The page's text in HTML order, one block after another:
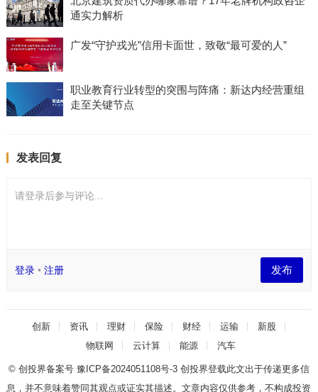
通实力解析
广发“守护戎光”信用卡面世，致敬“最可爱的人”
职业教育行业转型的突围与阵痛：新达内经营重组
走至关键节点
发表回复
请登录后参与评论...
登录• 注册 发布
创新 资讯 理财 保险 财经 运输
新股
物联网
云计算 能源 汽车
© 创投界备案号 豫ICP备2024051108号-3 创投界登载此文出于传递更多信
息，并不意味着赞同其观点或证实其描述。文章内容仅供参考，不构成投资